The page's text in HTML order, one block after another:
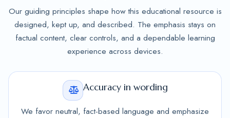
Our guiding principles shape how this educational resource is
designed, kept up, and described. The emphasis stays on
factual content, clear controls, and a dependable learning
experience across devices.
Accuracy in wording
We favor neutral, fact-based language and emphasize